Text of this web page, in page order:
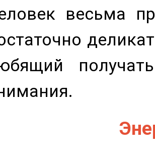
весьма